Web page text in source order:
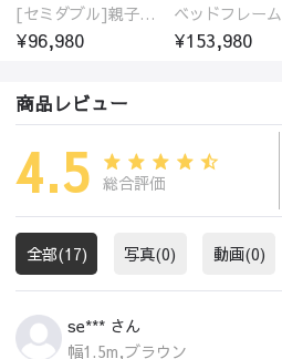
[セミダブル]親子ベッド 木製 ブナ材 無垢材100%
¥96,980 ¥153,980
商品レビュー
4.5 総合評価
全部(17) 写真(0) 動画(0)
se*** さん
幅1.5m,ブラウン